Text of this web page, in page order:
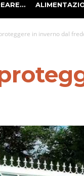
in inverno dal